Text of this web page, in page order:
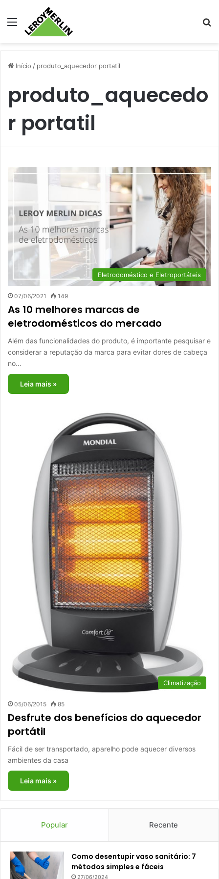
Menu
Início / produto_aquecedor portatil
produto_aquecedo
r portatil
Eletrodoméstico e Eletroportáteis
07/06/2021 149
As 10 melhores marcas de
eletrodomésticos do mercado
Além das funcionalidades do produto, é importante pesquisar e
considerar a reputação da marca para evitar dores de cabeça
no…
Leia mais »
Climatização
05/06/2015 85
Desfrute dos benefícios do aquecedor
portátil
Fácil de ser transportado, aparelho pode aquecer diversos
ambientes da casa
Leia mais »
Popular Recente
Como desentupir vaso sanitário: 7
métodos simples e fáceis
27/06/2024